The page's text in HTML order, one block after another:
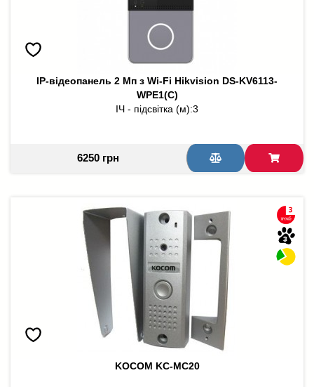
IP-відеопанель 2 Мп з Wi-Fi Hikvision DS-KV6113-
WPE1(C)
ІЧ - підсвітка (м):3
6250 грн
KOCOM KC-MC20